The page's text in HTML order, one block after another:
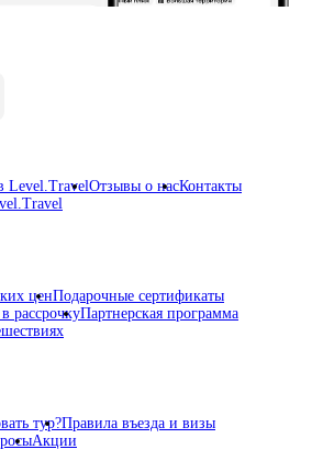
Level.TravelОтзывы о насКонтакты
ценПодарочные сертификаты
рассрочкуПартнерская программа
тур?Правила въезда и визы
Акции